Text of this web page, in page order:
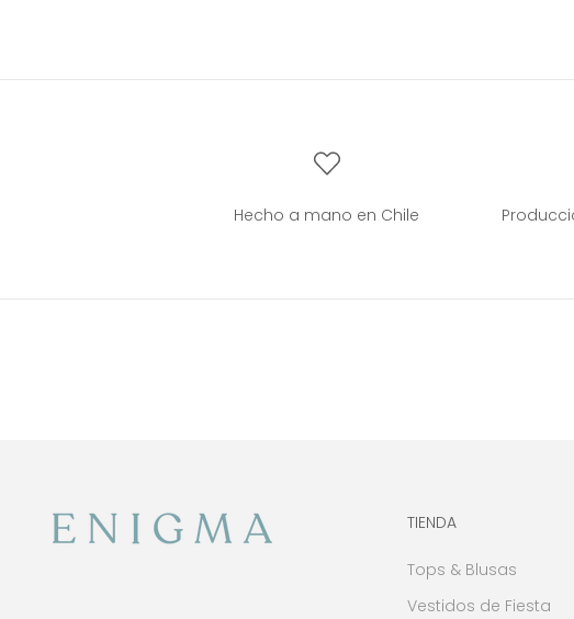
Hecho a mano en Chile
TIENDA
Tops & Blusas
Vestidos de Fiesta